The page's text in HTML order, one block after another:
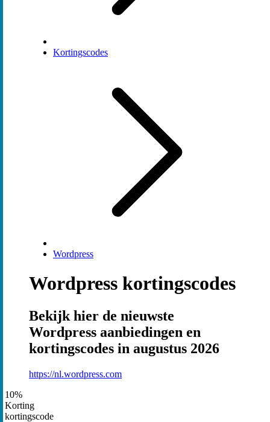
Kortingscodes
Wordpress
Wordpress kortingscodes
Bekijk hier de nieuwste
Wordpress aanbiedingen en
kortingscodes in augustus 2026
https://nl.wordpress.com
10%
Korting
kortingscode